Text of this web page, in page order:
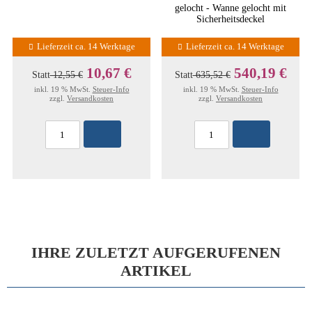
Lieferzeit ca. 14 Werktage
Statt12,55 € 10,67 €
inkl. 19 % MwSt. Steuer-Info
zzgl. Versandkosten
gelocht - Wanne gelocht mit
Sicherheitsdeckel
Lieferzeit ca. 14 Werktage
Statt635,52 € 540,19 €
inkl. 19 % MwSt. Steuer-Info
zzgl. Versandkosten
IHRE ZULETZT AUFGERUFENEN
ARTIKEL